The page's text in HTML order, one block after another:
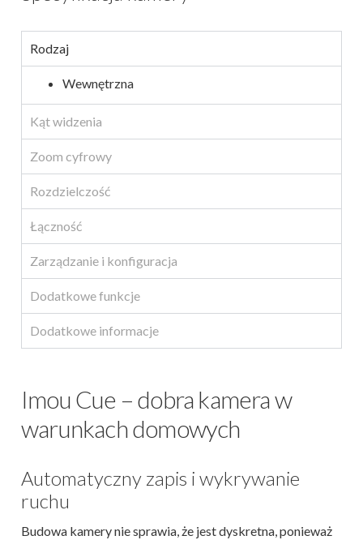
Rodzaj
Wewnętrzna
Kąt widzenia
Zoom cyfrowy
Rozdzielczość
Łączność
Zarządzanie i konfiguracja
Dodatkowe funkcje
Dodatkowe informacje
Imou Cue – dobra kamera w
warunkach domowych
Automatyczny zapis i wykrywanie
ruchu
Budowa kamery nie sprawia, że jest dyskretna, ponieważ